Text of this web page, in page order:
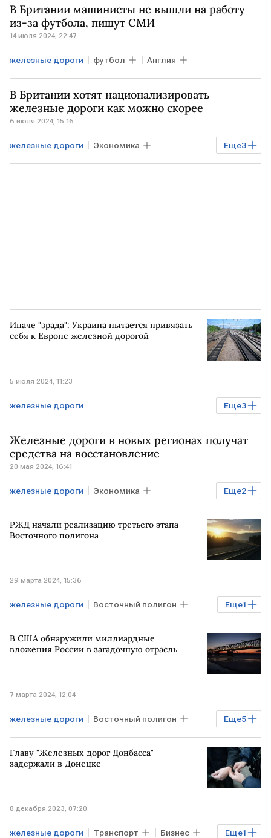
В Британии машинисты не вышли на работу
из-за футбола, пишут СМИ
14 июля 2024, 22:47
железные дороги футбол Англия
В Британии хотят национализировать
железные дороги как можно скорее
6 июля 2024, 15:16
Еще3
железные дороги Экономика
ВЕЛИКОБРИТАНИЯ Транспорт
Иначе "зрада": Украина пытается привязать
себя к Европе железной дорогой
5 июля 2024, 11:23
Еще3
железные дороги
Спецоперация на Украине УКРАИНА
модернизация
Железные дороги в новых регионах получат
средства на восстановление
20 мая 2024, 16:41
Еще2
железные дороги Экономика
новые регионы финансирование
РЖД начали реализацию третьего этапа
Восточного полигона
29 марта 2024, 15:36
Еще1
железные дороги Восточный полигон
БАМ
В США обнаружили миллиардные
вложения России в загадочную отрасль
7 марта 2024, 12:04
Еще5
железные дороги Восточный полигон
Транссиб БАМ РЖД
инвестиции Экономика
Главу "Железных дорог Донбасса"
задержали в Донецке
8 декабря 2023, 07:20
Еще1
железные дороги Транспорт Бизнес